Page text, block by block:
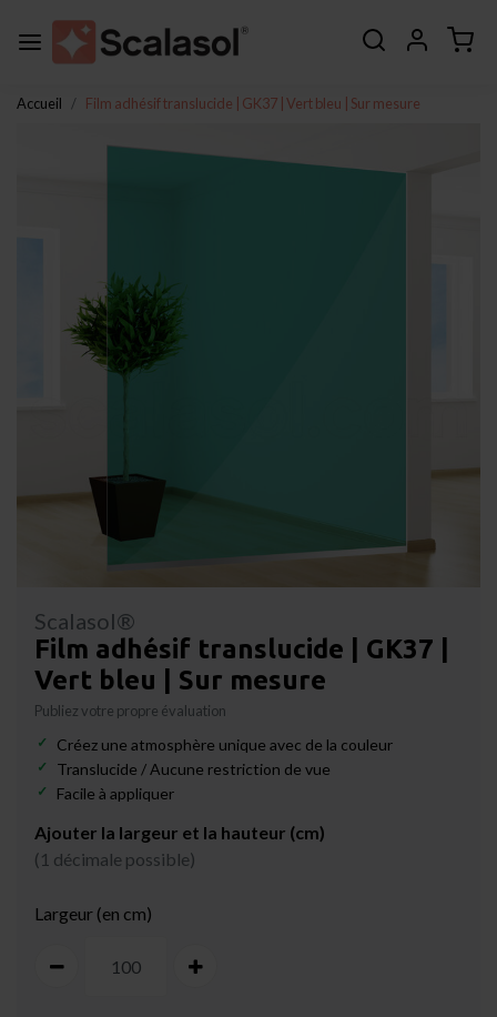
Accueil Film adhésif translucide | GK37 | Vert bleu | Sur mesure
Scalasol®
Film adhésif translucide | GK37 |
Vert bleu | Sur mesure
Publiez votre propre évaluation
Créez une atmosphère unique avec de la couleur
Translucide / Aucune restriction de vue
Facile à appliquer
Ajouter la largeur et la hauteur (cm)
(1 décimale possible)
Largeur (en cm)